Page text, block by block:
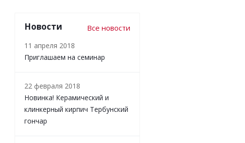
Новости Все новости
11 апреля 2018
Приглашаем на семинар
22 февраля 2018
Новинка! Керамический и
клинкерный кирпич Тербунский
гончар